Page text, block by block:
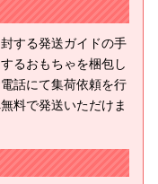
する発送ガイドの手
るおもちゃを梱包し
話にて集荷依頼を行
料で発送いただけま